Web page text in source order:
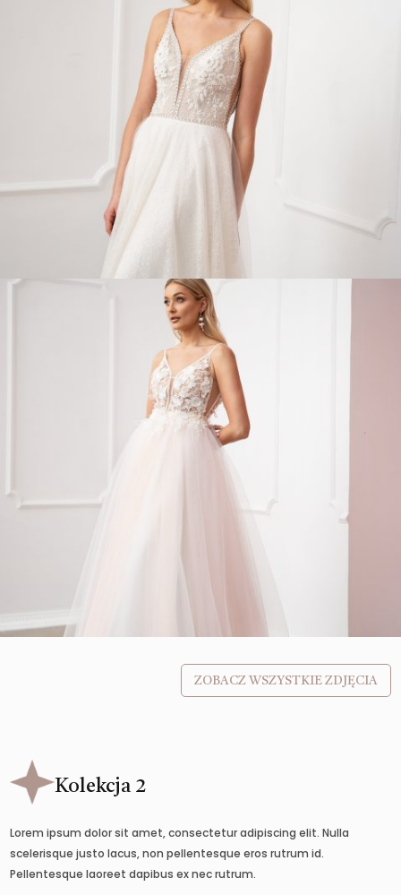
ZOBACZ WSZYSTKIE ZDJĘCIA
Kolekcja 2
Lorem ipsum dolor sit amet, consectetur adipiscing elit. Nulla
scelerisque justo lacus, non pellentesque eros rutrum id.
Pellentesque laoreet dapibus ex nec rutrum.